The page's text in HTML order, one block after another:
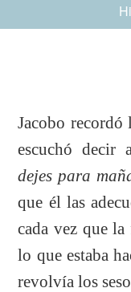
Jacobo recordó
escuchó decir
dejes para
que él las
cada vez que
lo que estaba
revolvía los